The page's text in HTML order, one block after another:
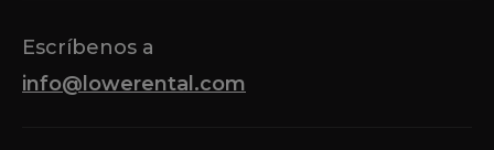
Escríbenos a
info@lowerental.com